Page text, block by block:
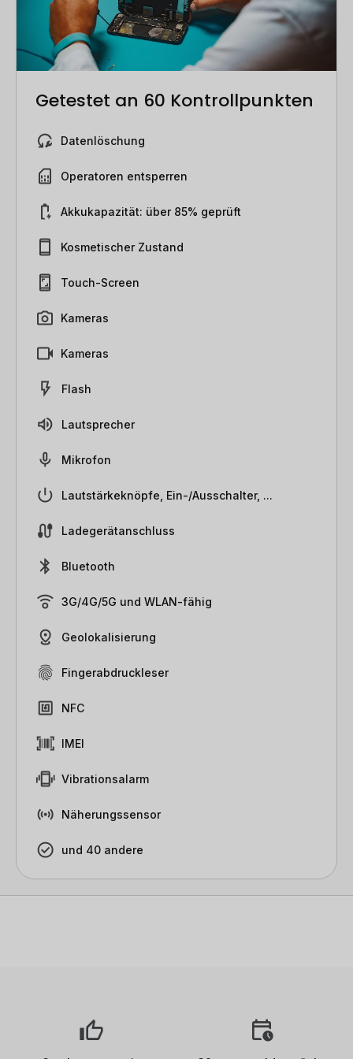
Getestet an 60 Kontrollpunkten
Datenlöschung
Operatoren entsperren
Akkukapazität: über 85% geprüft
Kosmetischer Zustand
Touch-Screen
Kameras
Kameras
Flash
Lautsprecher
Mikrofon
Lautstärkeknöpfe, Ein-/Ausschalter, ...
Ladegerätanschluss
Bluetooth
3G/4G/5G und WLAN-fähig
Geolokalisierung
Fingerabdruckleser
NFC
IMEI
Vibrationsalarm
Näherungssensor
und 40 andere